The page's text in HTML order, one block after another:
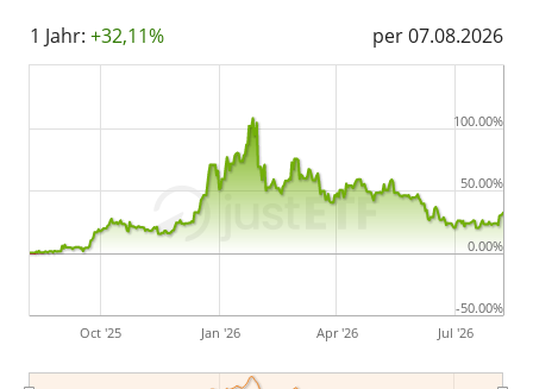
1 Jahr: +32,11% per 07.08.2026
Oct '25 Jan '26 Apr '26 Jul '26
-50.00%
0.00%
50.00%
100.00%